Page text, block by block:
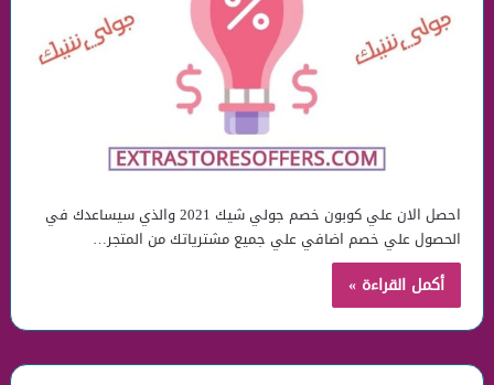
احصل الان علي كوبون خصم جولي شيك 2021 والذي سيساعدك في
الحصول علي خصم اضافي علي جميع مشترياتك من المتجر…
أكمل القراءة »